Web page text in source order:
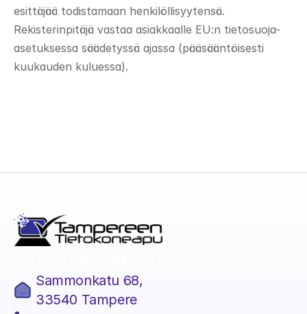
esittäjää todistamaan henkilöllisyytensä.
Rekisterinpitäjä vastaa asiakkaalle EU:n tietosuoja-
asetuksessa säädetyssä ajassa (pääsääntöisesti
kuukauden kuluessa).
Sammonkatu 68,
33540 Tampere